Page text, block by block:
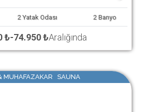
2 Yatak Odası 2 Banyo
₺-74.950 ₺Aralığında
MUHAFAZAKAR SAUNA